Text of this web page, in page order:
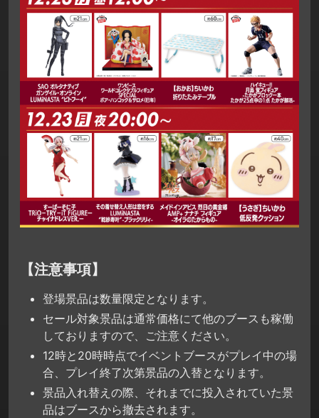
【注意事項】
登場景品は数量限定となります。
セール対象景品は通常価格にて他のブースも稼働
しておりますので、ご注意ください。
12時と20時時点でイベントブースがプレイ中の場
合、プレイ終了次第景品の入替となります。
景品入れ替えの際、それまでに投入されていた景
品はブースから撤去されます。